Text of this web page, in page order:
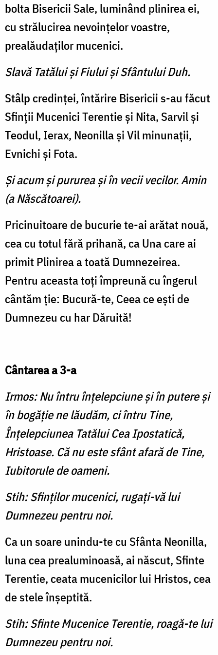
bolta Bisericii Sale, lu­minând plinirea ei,
cu strălu­cirea nevoinţelor voastre,
prealăudaţilor mucenici.
Slavă Tatălui şi Fiului şi Sfântului Duh.
Stâlp credinţei, întărire Bise­ricii s-au făcut
Sfinţii Mucenici Terentie şi Nita, Sarvil şi
Teodul, Ierax, Neonilla şi Vil minunaţii,
Evnichi şi Fota.
Şi acum şi pururea şi în vecii vecilor. Amin
(a Născătoarei).
Pricinuitoare de bucurie te-ai arătat nouă,
cea cu totul fără prihană, ca Una care ai
primit Plinirea a toată Dumnezeirea.
Pentru aceasta toţi împreună cu îngerul
cântăm ţie: Bucură-te, Ceea ce eşti de
Dumnezeu cu har Dăruită!
Cântarea a 3-a
Irmos: Nu întru înţelepciune şi în putere şi
în bogăţie ne lăudăm, ci întru Tine,
Înţelep­ciunea Tatălui Cea Ipostatică,
Hristoase. Că nu este sfânt afară de Tine,
Iubitorule de oameni.
Stih: Sfinţilor mucenici, rugaţi-vă lui
Dumnezeu pentru noi.
Ca un soare unindu-te cu Sfânta Neonilla,
luna cea prealumi­noasă, ai născut, Sfinte
Terentie, ceata mucenicilor lui Hristos, cea
de stele înşeptită.
Stih: Sfinte Mucenice Terentie, roagă-te lui
Dumnezeu pentru noi.